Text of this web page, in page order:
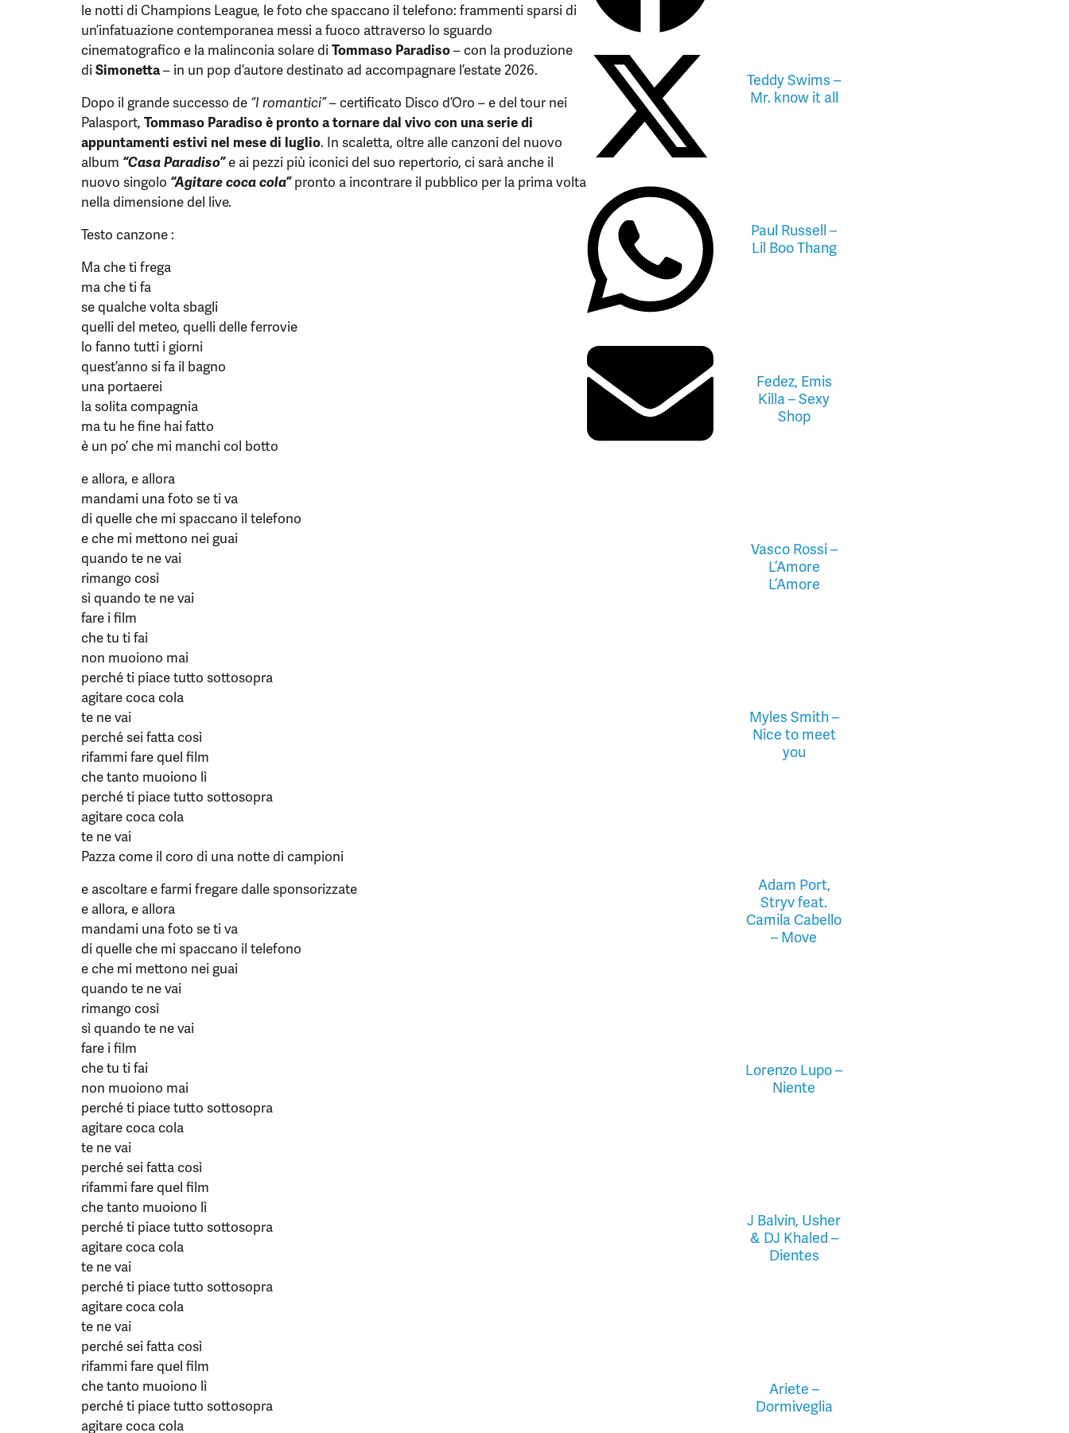
le notti di Champions League, le foto che spaccano il telefono: frammenti sparsi di
un’infatuazione contemporanea messi a fuoco attraverso lo sguardo
cinematografico e la malinconia solare diTommaso Paradiso– con la produzione
diSimonetta– in un pop d’autore destinato ad accompagnare l’estate 2026.
Dopo il grande successo de “I romantici”– certificato Disco d’Oro – e del tour nei
Palasport, Tommaso Paradiso è pronto a tornare dal vivo con una serie di
appuntamenti estivi nel mese di luglio. In scaletta, oltre alle canzoni del nuovo
album “Casa Paradiso”e ai pezzi più iconici del suo repertorio, ci sarà anche il
nuovo singolo “Agitare coca cola”pronto a incontrare il pubblico per la prima volta
nella dimensione del live.
Testo canzone :
Ma che ti frega
ma che ti fa
se qualche volta sbagli
quelli del meteo, quelli delle ferrovie
lo fanno tutti i giorni
quest’anno si fa il bagno
una portaerei
la solita compagnia
ma tu he fine hai fatto
è un po’ che mi manchi col botto
e allora, e allora
mandami una foto se ti va
di quelle che mi spaccano il telefono
e che mi mettono nei guai
quando te ne vai
rimango così
sì quando te ne vai
fare i film
che tu ti fai
non muoiono mai
perché ti piace tutto sottosopra
agitare coca cola
te ne vai
perché sei fatta così
rifammi fare quel film
che tanto muoiono lì
perché ti piace tutto sottosopra
agitare coca cola
te ne vai
Pazza come il coro di una notte di campioni
e ascoltare e farmi fregare dalle sponsorizzate
e allora, e allora
mandami una foto se ti va
di quelle che mi spaccano il telefono
e che mi mettono nei guai
quando te ne vai
rimango così
sì quando te ne vai
fare i film
che tu ti fai
non muoiono mai
perché ti piace tutto sottosopra
agitare coca cola
te ne vai
perché sei fatta così
rifammi fare quel film
che tanto muoiono lì
perché ti piace tutto sottosopra
agitare coca cola
te ne vai
perché ti piace tutto sottosopra
agitare coca cola
te ne vai
perché sei fatta così
rifammi fare quel film
che tanto muoiono lì
perché ti piace tutto sottosopra
agitare coca cola
Teddy Swims –
Mr. know it all
Paul Russell –
Lil Boo Thang
Fedez, Emis
Killa – Sexy
Shop
Vasco Rossi –
L’Amore
L’Amore
Myles Smith –
Nice to meet
you
Adam Port,
Stryv feat.
Camila Cabello
– Move
Lorenzo Lupo –
Niente
J Balvin, Usher
& DJ Khaled –
Dientes
Ariete –
Dormiveglia